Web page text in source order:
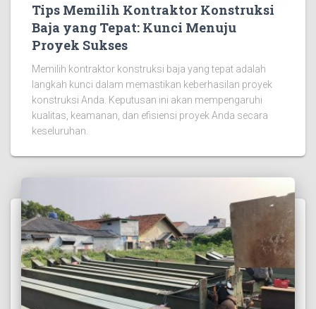
Tips Memilih Kontraktor Konstruksi
Baja yang Tepat: Kunci Menuju
Proyek Sukses
Memilih kontraktor konstruksi baja yang tepat adalah
langkah kunci dalam memastikan keberhasilan proyek
konstruksi Anda. Keputusan ini akan mempengaruhi
kualitas, keamanan, dan efisiensi proyek Anda secara
keseluruhan.